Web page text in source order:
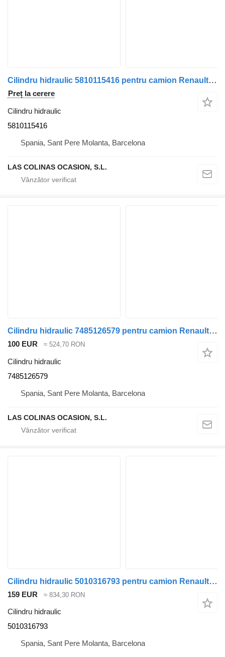
Cilindru hidraulic 5810115416 pentru camion Renault 300.26
Preț la cerere
Cilindru hidraulic
5810115416
Spania, Sant Pere Molanta, Barcelona
LAS COLINAS OCASION, S.L.
Cilindru hidraulic 7485126579 pentru camion Renault Midlum
100 EUR ≈ 524,70 RON
Cilindru hidraulic
7485126579
Spania, Sant Pere Molanta, Barcelona
LAS COLINAS OCASION, S.L.
Cilindru hidraulic 5010316793 pentru camion Renault Premium
159 EUR ≈ 834,30 RON
Cilindru hidraulic
5010316793
Spania, Sant Pere Molanta, Barcelona